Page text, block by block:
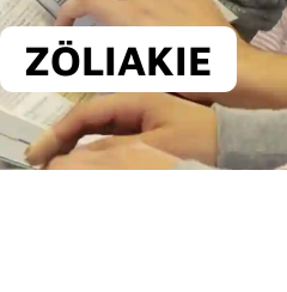
ZÖLIAKIE